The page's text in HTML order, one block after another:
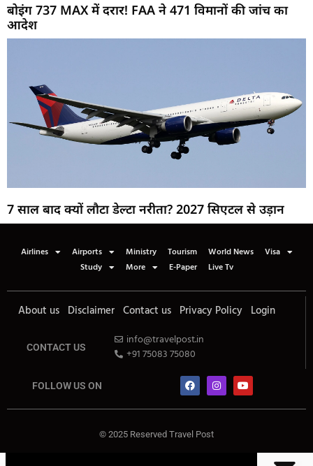
बोइंग 737 MAX में दरार! FAA ने 471 विमानों की जांच का
आदेश
7 साल बाद क्यों लौटा डेल्टा नरीता? 2027 सिएटल से उड़ान
Airlines Airports Ministry Tourism World News
Visa
Study
More E-Paper Live Tv
About us Disclaimer Contact us Privacy Policy Login
CONTACT US
info@travelpost.in
+91 75083 75080
FOLLOW US ON
© 2025 Reserved Travel Post